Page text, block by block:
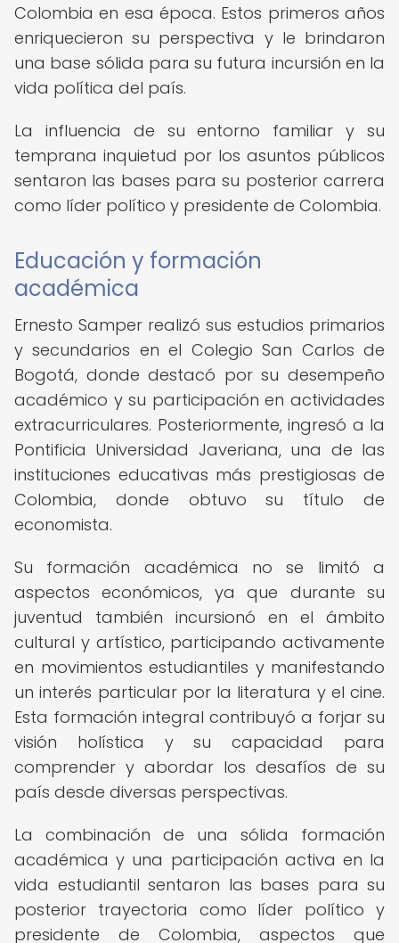
Colombia en esa época. Estos primeros años
enriquecieron su perspectiva y le brindaron
una base sólida para su futura incursión en la
vida política del país.
La influencia de su entorno familiar y su
temprana inquietud por los asuntos públicos
sentaron las bases para su posterior carrera
como líder político y presidente de Colombia.
Educación y formación
académica
Ernesto Samper realizó sus estudios primarios
y secundarios en el Colegio San Carlos de
Bogotá, donde destacó por su desempeño
académico y su participación en actividades
extracurriculares. Posteriormente, ingresó a la
Pontificia Universidad Javeriana, una de las
instituciones educativas más prestigiosas de
Colombia, donde obtuvo su título de
economista.
Su formación académica no se limitó a
aspectos económicos, ya que durante su
juventud también incursionó en el ámbito
cultural y artístico, participando activamente
en movimientos estudiantiles y manifestando
un interés particular por la literatura y el cine.
Esta formación integral contribuyó a forjar su
visión holística y su capacidad para
comprender y abordar los desafíos de su
país desde diversas perspectivas.
La combinación de una sólida formación
académica y una participación activa en la
vida estudiantil sentaron las bases para su
posterior trayectoria como líder político y
presidente de Colombia, aspectos que